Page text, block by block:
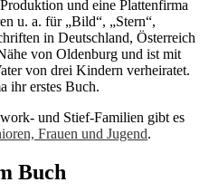
und eine Plattenfirma
u. a. für „Bild“, „Stern“,
in Deutschland, Österreich
von Oldenburg und ist mit
von drei Kindern verheiratet.
ihr erstes Buch.
und Stief-Familien gibt es
Frauen und Jugend.
Buch